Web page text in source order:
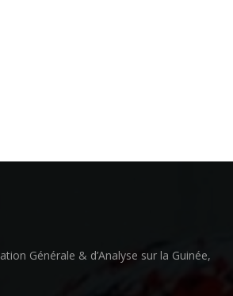
Générale & d’Analyse sur la Guinée,